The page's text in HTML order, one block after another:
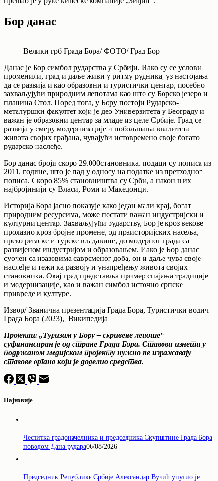
Бор данас
Велики грб Града Бора/ ФОТО/ Град Бор
Данас је Бор симбол рударства у Србији. Иако су се услови
променили, град и даље живи у ритму рудника, уз настојања
да се развија и као образовни и туристички центар, посебно
захваљујући природним лепотама као што су Борско језеро и
планина Стол. Поред тога, у Бору постоји Рударско-
металуршки факултет који је део Универзитета у Београду и
важан је образовни центар за младе из целе Србије. Град се
развија у смеру модернизације и побољшања квалитета
живота својих грађана, чувајући истовремено своје богато
рударско наслеђе.
Бор данас броји скоро 29.000становника, подаци су пописа из
2011. године, што је пад у односу на податке из претходног
пописа. Скоро 85% становништва су Срби, а након њих
најбројинији су Власи, Роми и Македонци.
Историја Бора јасно показује како један мали крај, богат
природним ресурсима, може постати важан индустријски и
културни центар. Захваљујући рударству, Бор је кроз векове
пролазио кроз бројне промене, од праисторијских насеља,
преко римске и турске владавине, до модерног града са
развијеном индустријом и образовањем. Иако је Бор данас
суочен са изазовима савременог доба, он и даље чува своје
наслеђе и тежи ка развоју и унапређењу живота својих
становника. Овај град представља пример спајања традиције
и модернизације, као и важан симбол источно српске
привреде и културе.
Извор/ Званична презентација Града Бора, Туристички водич
Града Бора (2023), Википедија
Пројекат „Туризам у Бору – скривене лепоте“
суфинансиран је од стране Града Бора. Ставови изнети у
подржаном медијском пројекту нужно не изражавају
ставове органа који је доделио средства.
Најновије
Честитка градоначелника и председника Скупштине Града Бора
поводом Дана рудара06/08/2026
Председник Републике Србије Александар Вучић упутио је